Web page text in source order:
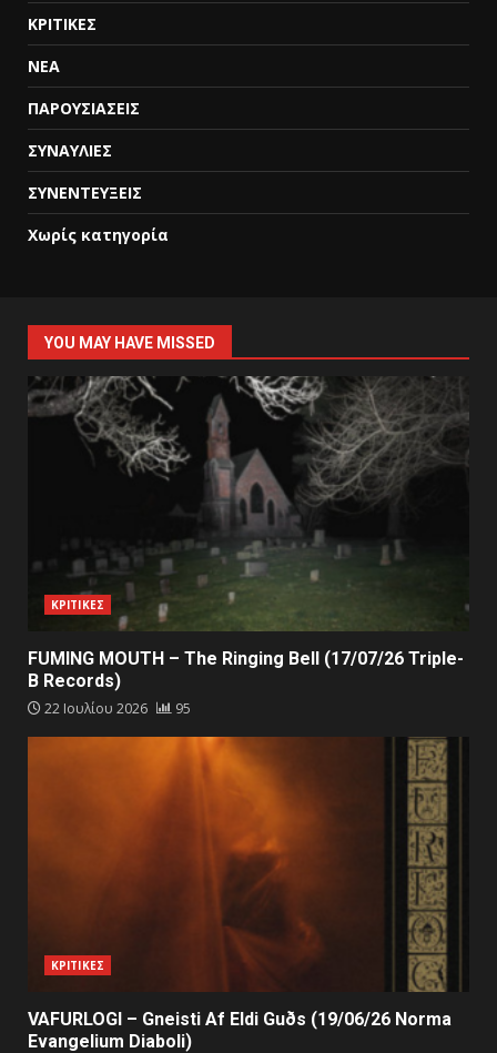
ΚΡΙΤΙΚΕΣ
ΝΕΑ
ΠΑΡΟΥΣΙΑΣΕΙΣ
ΣΥΝΑΥΛΙΕΣ
ΣΥΝΕΝΤΕΥΞΕΙΣ
Χωρίς κατηγορία
YOU MAY HAVE MISSED
ΚΡΙΤΙΚΕΣ
FUMING MOUTH – The Ringing Bell (17/07/26 Triple-
B Records)
22 Ιουλίου 2026 95
ΚΡΙΤΙΚΕΣ
VAFURLOGI – Gneisti Af Eldi Guðs (19/06/26 Norma
Evangelium Diaboli)